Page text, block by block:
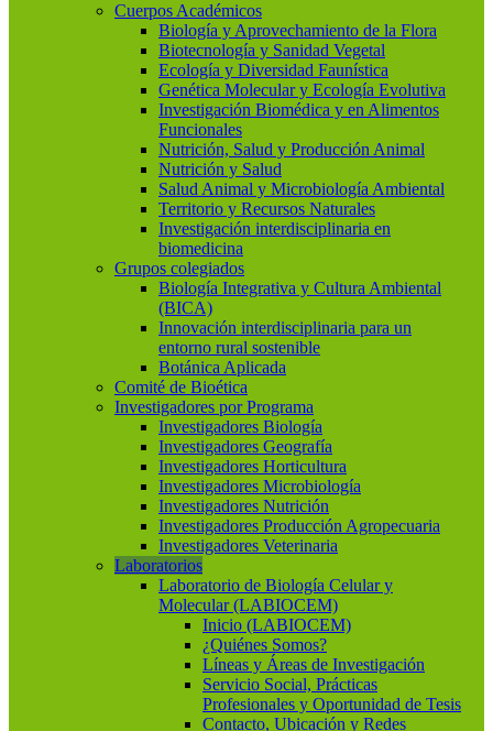
Cuerpos Académicos
Biología y Aprovechamiento de la Flora
Biotecnología y Sanidad Vegetal
Ecología y Diversidad Faunística
Genética Molecular y Ecología Evolutiva
Investigación Biomédica y en Alimentos
Funcionales
Nutrición, Salud y Producción Animal
Nutrición y Salud
Salud Animal y Microbiología Ambiental
Territorio y Recursos Naturales
Investigación interdisciplinaria en
biomedicina
Grupos colegiados
Biología Integrativa y Cultura Ambiental
(BICA)
Innovación interdisciplinaria para un
entorno rural sostenible
Botánica Aplicada
Comité de Bioética
Investigadores por Programa
Investigadores Biología
Investigadores Geografía
Investigadores Horticultura
Investigadores Microbiología
Investigadores Nutrición
Investigadores Producción Agropecuaria
Investigadores Veterinaria
Laboratorios
Laboratorio de Biología Celular y
Molecular (LABIOCEM)
Inicio (LABIOCEM)
¿Quiénes Somos?
Líneas y Áreas de Investigación
Servicio Social, Prácticas
Profesionales y Oportunidad de Tesis
Contacto, Ubicación y Redes